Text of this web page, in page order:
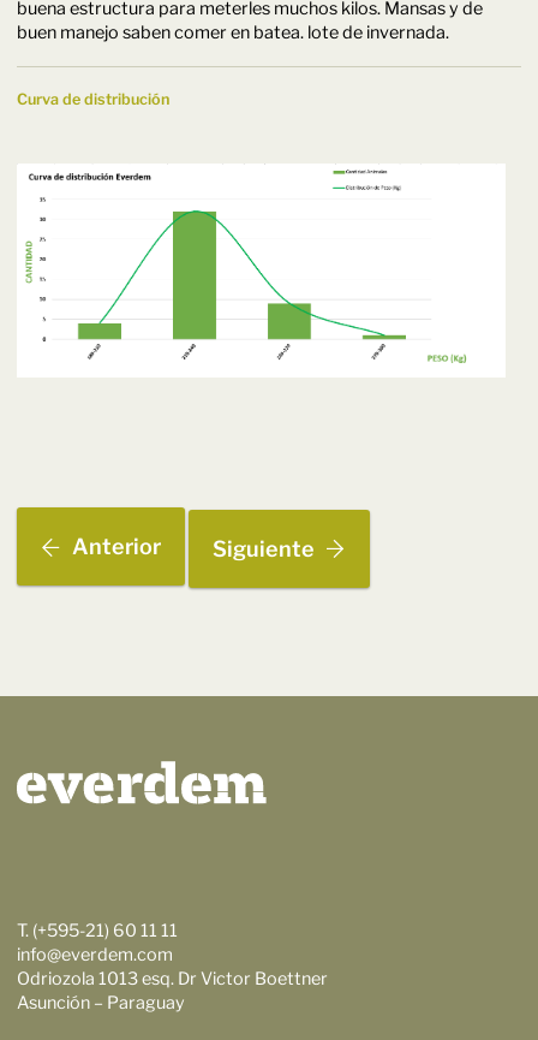
buena estructura para meterles muchos kilos. Mansas y de
buen manejo saben comer en batea. lote de invernada.
Curva de distribución
Anterior Siguiente
T. (+595-21) 60 11 11
info@everdem.com
Odriozola 1013 esq. Dr Victor Boettner
Asunción – Paraguay